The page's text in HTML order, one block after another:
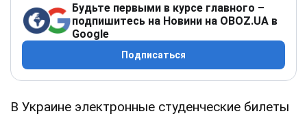
Будьте первыми в курсе главного –
подпишитесь на Новини на OBOZ.UA в
Google
Подписаться
В Украине электронные студенческие билеты